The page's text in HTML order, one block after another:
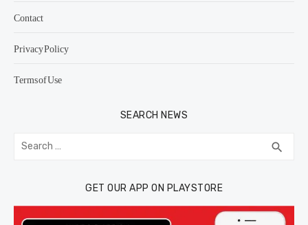
Contact
Privacy Policy
Terms of Use
SEARCH NEWS
Search
for: search
GET OUR APP ON PLAYSTORE